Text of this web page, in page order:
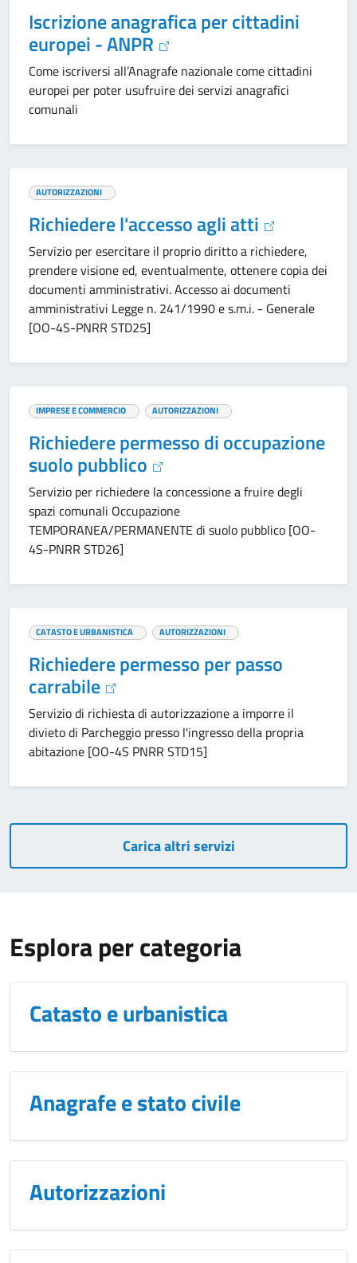
Iscrizione anagrafica per cittadini
europei - ANPR
Come iscriversi all’Anagrafe nazionale come cittadini
europei per poter usufruire dei servizi anagrafici
comunali
AUTORIZZAZIONI
Richiedere l'accesso agli atti
Servizio per esercitare il proprio diritto a richiedere,
prendere visione ed, eventualmente, ottenere copia dei
documenti amministrativi. Accesso ai documenti
amministrativi Legge n. 241/1990 e s.m.i. - Generale
[OO-4S-PNRR STD25]
IMPRESE E COMMERCIO AUTORIZZAZIONI
Richiedere permesso di occupazione
suolo pubblico
Servizio per richiedere la concessione a fruire degli
spazi comunali Occupazione
TEMPORANEA/PERMANENTE di suolo pubblico [OO-
4S-PNRR STD26]
CATASTO E URBANISTICA AUTORIZZAZIONI
Richiedere permesso per passo
carrabile
Servizio di richiesta di autorizzazione a imporre il
divieto di Parcheggio presso l'ingresso della propria
abitazione [OO-4S PNRR STD15]
Carica altri servizi
Esplora per categoria
Catasto e urbanistica
Anagrafe e stato civile
Autorizzazioni